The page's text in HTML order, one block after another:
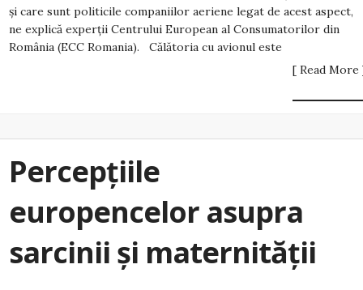
și care sunt politicile companiilor aeriene legat de acest aspect,
ne explică experții Centrului European al Consumatorilor din
România (ECC Romania). Călătoria cu avionul este
[ Read More
Percepţiile
europencelor asupra
sarcinii şi maternităţii